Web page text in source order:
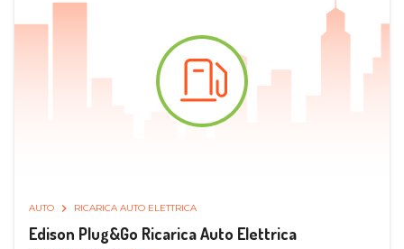
AUTO RICARICA AUTO ELETTRICA
Edison Plug&Go Ricarica Auto Elettrica